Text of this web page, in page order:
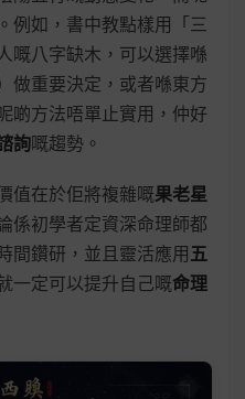
例如，書中教點樣用「三
嘅八字缺木，可以選擇喺
做重要決定，或者喺東方
啲方法唔單止實用，仲好
詢嘅趨勢。
值在於佢將複雜嘅果老星
係初學者定資深命理師都
間鑽研，並且靈活應用 五
一定可以提升自己嘅命理